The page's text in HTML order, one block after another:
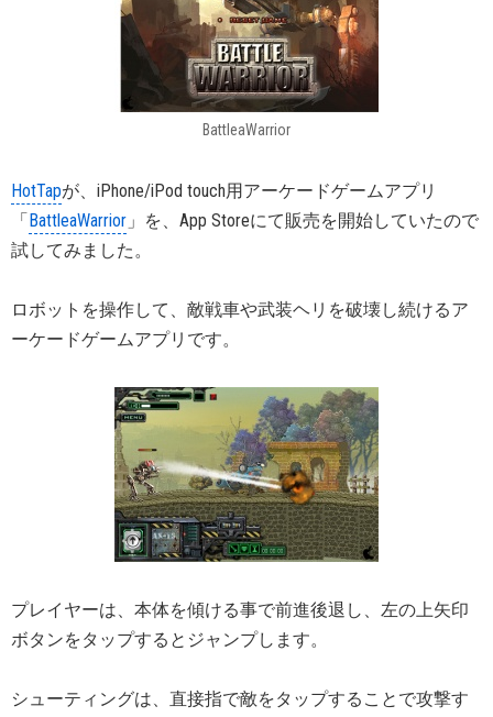
BattleaWarrior
HotTapが、iPhone/iPod touch用アーケードゲームアプリ
「BattleaWarrior 」を、App Storeにて販売を開始していたので
試してみました。
ロボットを操作して、敵戦車や武装ヘリを破壊し続けるア
ーケードゲームアプリです。
プレイヤーは、本体を傾ける事で前進後退し、左の上矢印
ボタンをタップするとジャンプします。
シューティングは、直接指で敵をタップすることで攻撃す